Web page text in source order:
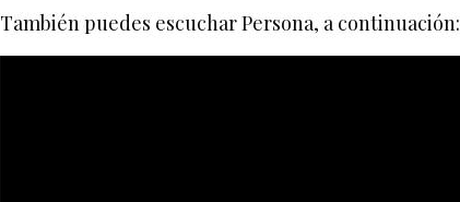
También puedes escuchar Persona, a continuación: